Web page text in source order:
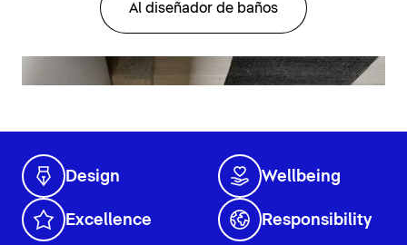
Al diseñador de baños
Design Wellbeing
Excellence Responsibility